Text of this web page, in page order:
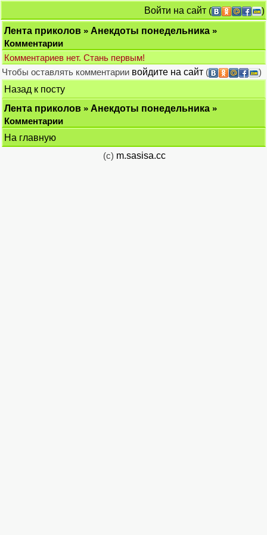
Войти на сайт (
)
Лента приколов » Анекдоты понедельника »
Комментарии
Комментариев нет. Стань первым!
Чтобы оставлять комментарии войдите на сайт (
)
Назад к посту
Лента приколов » Анекдоты понедельника »
Комментарии
На главную
(c) m.sasisa.cc